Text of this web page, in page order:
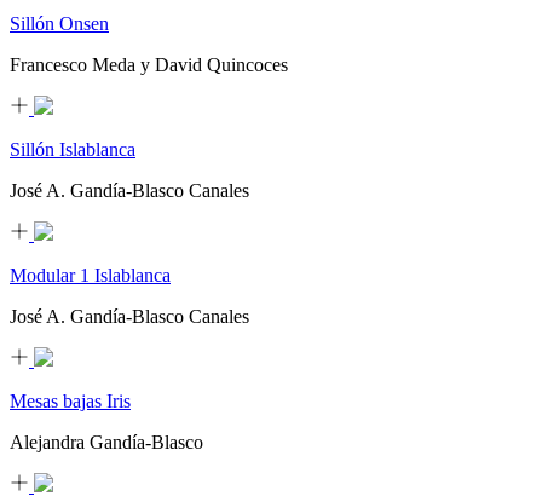
Sillón Onsen
Francesco Meda y David Quincoces
Sillón Islablanca
José A. Gandía-Blasco Canales
Modular 1 Islablanca
José A. Gandía-Blasco Canales
Mesas bajas Iris
Alejandra Gandía-Blasco